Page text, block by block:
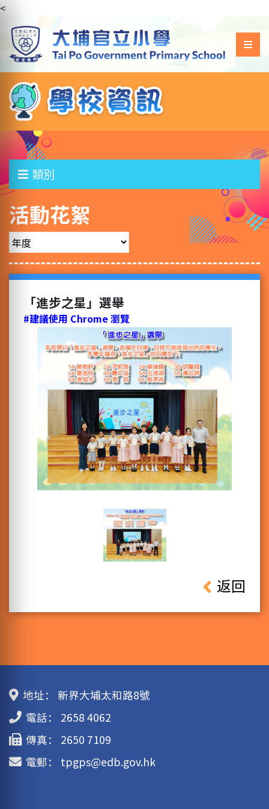
<
類別
活動花絮
「進步之星」選舉
#建議使用 Chrome 瀏覽
返回
地址：
新界大埔太和路8號
電話：
2658 4062
傳真：
2650 7109
電郵：
tpgps@edb.gov.hk